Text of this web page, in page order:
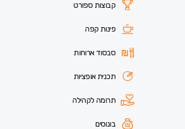
קבוצות ספורט
פינות קפה
סבסוד ארוחות
תכנית אופציות
תרומה לקהילה
בונוסים